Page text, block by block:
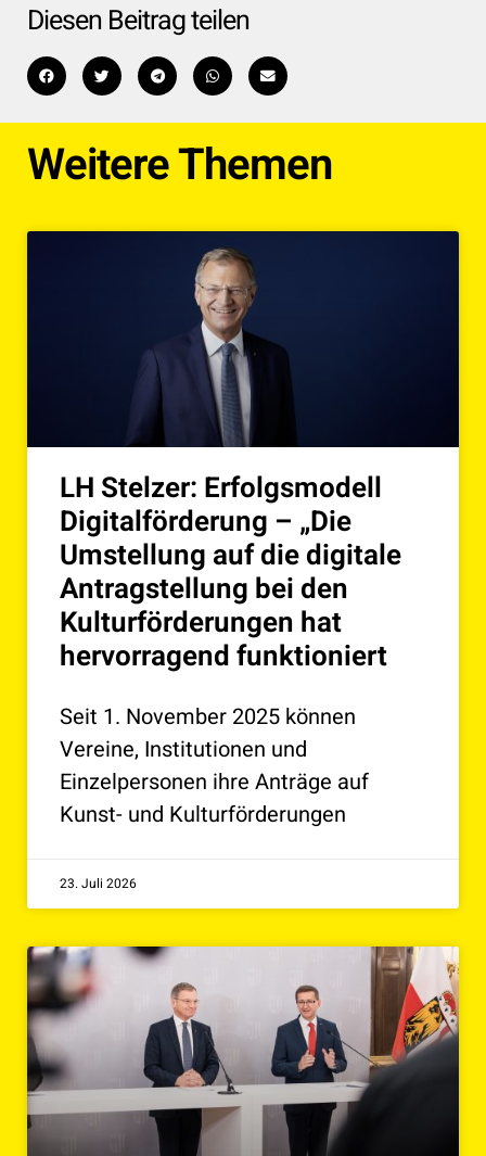
Diesen Beitrag teilen
Weitere Themen
LH Stelzer: Erfolgsmodell
Digitalförderung – „Die
Umstellung auf die digitale
Antragstellung bei den
Kulturförderungen hat
hervorragend funktioniert
Seit 1. November 2025 können
Vereine, Institutionen und
Einzelpersonen ihre Anträge auf
Kunst- und Kulturförderungen
23. Juli 2026